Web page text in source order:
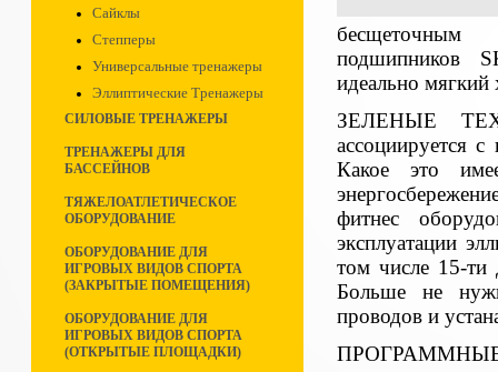
Сайклы
Степперы
Универсальные тренажеры
Эллиптические Тренажеры
СИЛОВЫЕ ТРЕНАЖЕРЫ
ТРЕНАЖЕРЫ ДЛЯ
БАССЕЙНОВ
ТЯЖЕЛОАТЛЕТИЧЕСКОЕ
ОБОРУДОВАНИЕ
ОБОРУДОВАНИЕ ДЛЯ
ИГРОВЫХ ВИДОВ СПОРТА
(ЗАКРЫТЫЕ ПОМЕЩЕНИЯ)
ОБОРУДОВАНИЕ ДЛЯ
ИГРОВЫХ ВИДОВ СПОРТА
(ОТКРЫТЫЕ ПЛОЩАДКИ)
беcщеточным
подшипников
идеально мягкий
ЗЕЛЕНЫЕ
ассоциируется
Какое это
фитнес
эксплуатации
том числе 15-
Больше не
проводов и
ПРОГРАММНЫЕ